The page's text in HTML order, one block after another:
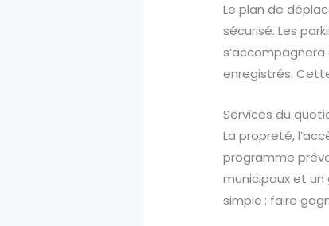
Le plan de
sécurisé. Les
enregistrés.
Services du
La propreté,
programme
municipaux et
simple : faire